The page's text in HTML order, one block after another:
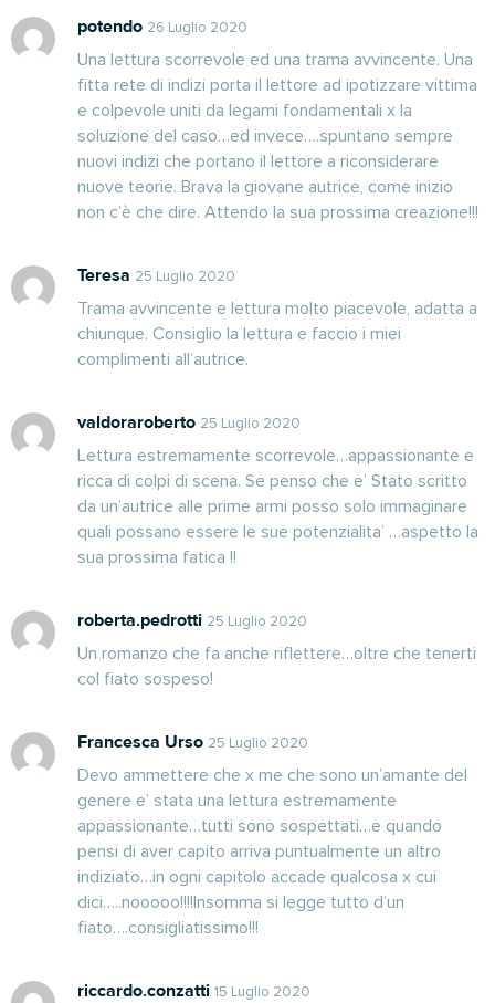
potendo 26 Luglio 2020
Una lettura scorrevole ed una trama avvincente. Una
fitta rete di indizi porta il lettore ad ipotizzare vittima
e colpevole uniti da legami fondamentali x la
soluzione del caso…ed invece….spuntano sempre
nuovi indizi che portano il lettore a riconsiderare
nuove teorie. Brava la giovane autrice, come inizio
non c’è che dire. Attendo la sua prossima creazione!!!
Teresa 25 Luglio 2020
Trama avvincente e lettura molto piacevole, adatta a
chiunque. Consiglio la lettura e faccio i miei
complimenti all’autrice.
valdoraroberto 25 Luglio 2020
Lettura estremamente scorrevole…appassionante e
ricca di colpi di scena. Se penso che e’ Stato scritto
da un’autrice alle prime armi posso solo immaginare
quali possano essere le sue potenzialita’ …aspetto la
sua prossima fatica !!
roberta.pedrotti 25 Luglio 2020
Un romanzo che fa anche riflettere…oltre che tenerti
col fiato sospeso!
Francesca Urso 25 Luglio 2020
Devo ammettere che x me che sono un’amante del
genere e’ stata una lettura estremamente
appassionante…tutti sono sospettati…e quando
pensi di aver capito arriva puntualmente un altro
indiziato…in ogni capitolo accade qualcosa x cui
dici…..nooooo!!!!Insomma si legge tutto d’un
fiato….consigliatissimo!!!
riccardo.conzatti 15 Luglio 2020